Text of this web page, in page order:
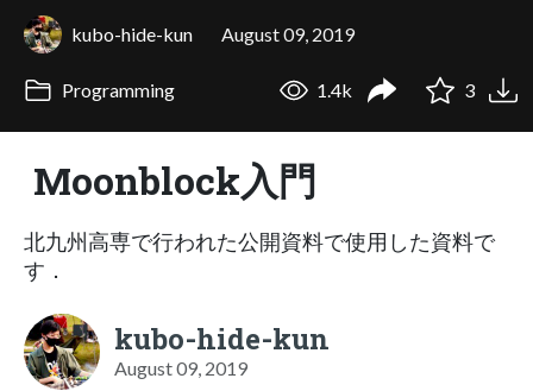
kubo-hide-kun August 09, 2019
Programming 1.4k 3
Moonblock入門
北九州高専で行われた公開資料で使用した資料で
す．
kubo-hide-kun
August 09, 2019